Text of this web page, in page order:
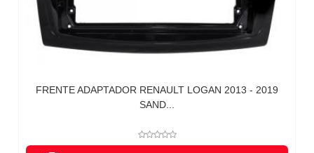
FRENTE ADAPTADOR RENAULT LOGAN 2013 - 2019
SAND...